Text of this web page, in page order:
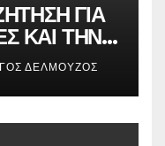
ΓΙΑ
ΚΑΙ ΤΗΝ
ΔΕΛΜΟΎΖΟΣ